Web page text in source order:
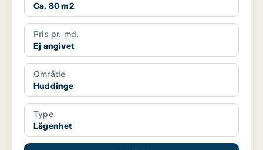
Ca. 80 m2
Pris pr. md.
Ej angivet
Område
Huddinge
Type
Lägenhet